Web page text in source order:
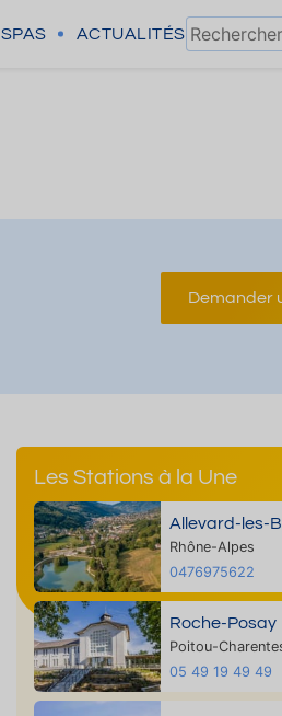
SPAS ACTUALITÉS
Demander
Les Stations à la Une
Allevard-les-
Rhône-Alpes
0476975622
Roche-Posay
Poitou-
05 49 19 49 49